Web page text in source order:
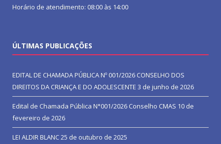
Horário de atendimento: 08:00 às 14:00
ÚLTIMAS PUBLICAÇÕES
EDITAL DE CHAMADA PÚBLICA Nº 001/2026 CONSELHO DOS
DIREITOS DA CRIANÇA E DO ADOLESCENTE 3 de junho de 2026
Edital de Chamada Pública N°001/2026 Conselho CMAS 10 de
fevereiro de 2026
LEI ALDIR BLANC25 de outubro de 2025